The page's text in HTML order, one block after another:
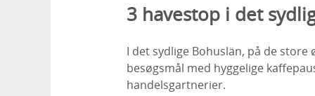
3 havestop i det
I det sydlige Bohuslän, på de
besøgsmål med hyggelige
handelsgartnerier.